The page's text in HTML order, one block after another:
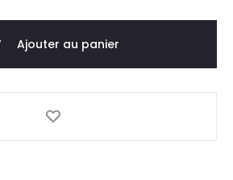
prix
initial
était :
230,0
Ajouter au panier